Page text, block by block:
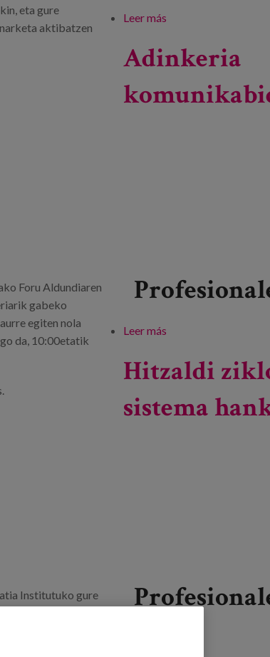
eta gure
aktibatzen
Leer más
Adinkeria
Foru Aldundiaren
gabeko
egiten nola
da, 10:00etatik
Leer más
Hitzaldi
sistema
Institutuko gure
hitzaldia
fokua, eta